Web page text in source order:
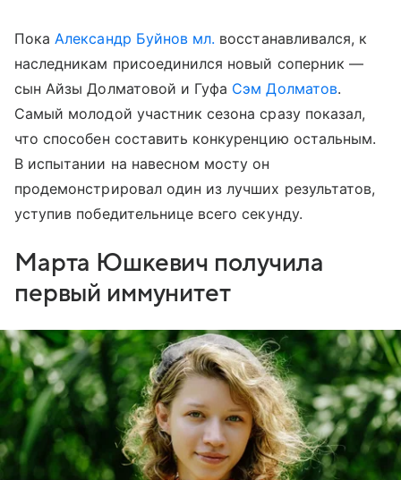
Пока Александр Буйнов мл. восстанавливался, к
наследникам присоединился новый соперник —
сын Айзы Долматовой и Гуфа Сэм Долматов.
Самый молодой участник сезона сразу показал,
что способен составить конкуренцию остальным.
В испытании на навесном мосту он
продемонстрировал один из лучших результатов,
уступив победительнице всего секунду.
Марта Юшкевич получила
первый иммунитет